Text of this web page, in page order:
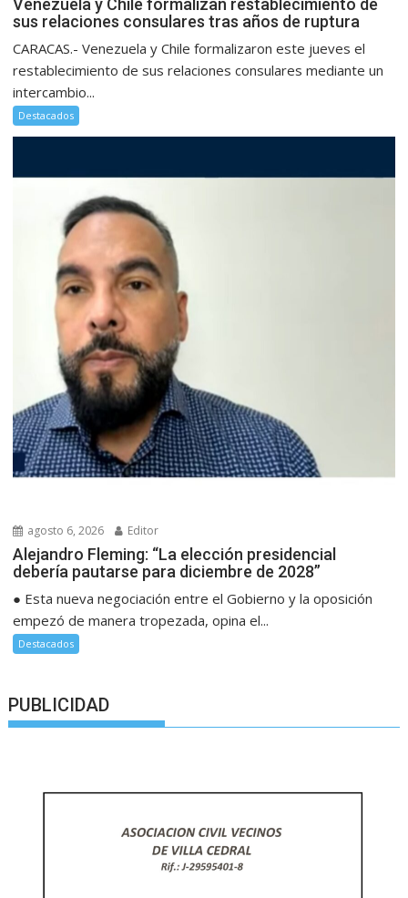
Venezuela y Chile formalizan restablecimiento de
sus relaciones consulares tras años de ruptura
CARACAS.- Venezuela y Chile formalizaron este jueves el
restablecimiento de sus relaciones consulares mediante un
intercambio...
Destacados
agosto 6, 2026 Editor
Alejandro Fleming: “La elección presidencial
debería pautarse para diciembre de 2028”
● Esta nueva negociación entre el Gobierno y la oposición
empezó de manera tropezada, opina el...
Destacados
PUBLICIDAD